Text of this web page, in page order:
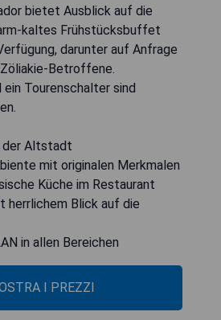
bietet Ausblick auf die
kaltes Frühstücksbuffet
darunter auf Anfrage
Betroffene.
ein Tourenschalter sind
der Altstadt
mit originalen Merkmalen
Küche im Restaurant
herrlichem Blick auf die
in allen Bereichen
I PREZZI